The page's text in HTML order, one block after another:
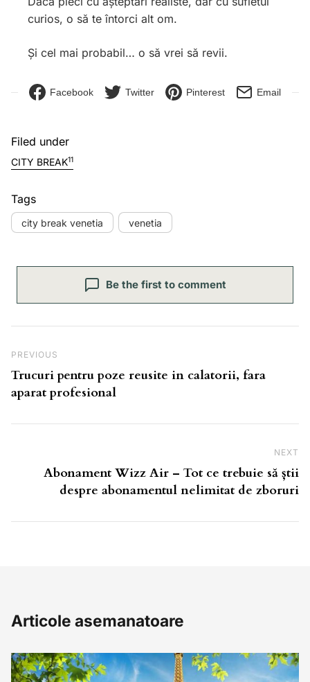
curios, o să te întorci alt om.
Și cel mai probabil… o să vrei să revii.
Facebook Twitter Pinterest Email
Filed under
CITY BREAK11
Tags
city break venetia venetia
Be the first to comment
Previous Post
PREVIOUS
Trucuri pentru poze reusite in calatorii, fara
aparat profesional
NEXT
Abonament Wizz Air – Tot ce trebuie să știi
despre abonamentul nelimitat de zboruri
Articole asemanatoare